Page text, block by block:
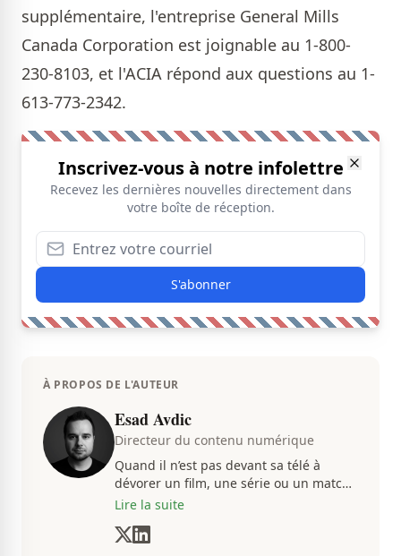
supplémentaire, l'entreprise General Mills
Canada Corporation est joignable au 1-800-
230-8103, et l'ACIA répond aux questions au 1-
613-773-2342.
Inscrivez-vous à notre infolettre
Recevez les dernières nouvelles directement dans
votre boîte de réception.
S'abonner
À PROPOS DE L'AUTEUR
Esad Avdic
Directeur du contenu numérique
Quand il n’est pas devant sa télé à
dévorer un film, une série ou un match
du CH, Esad transmet avec passion
diverses nouvelles que ça soit dans le
Lire la suite